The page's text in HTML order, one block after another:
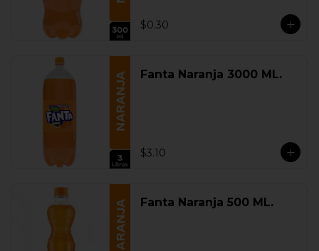
$0.30
Fanta Naranja 3000 ML.
$3.10
Fanta Naranja 500 ML.